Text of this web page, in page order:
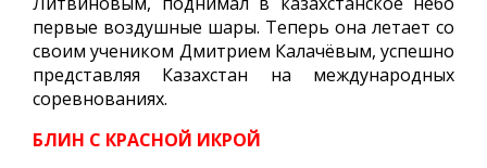
первые воздушные шары. Теперь она летает со
своим учеником Дмитрием Калачёвым, успешно
представляя Казахстан на международных
соревнованиях.
БЛИН С КРАСНОЙ ИКРОЙ